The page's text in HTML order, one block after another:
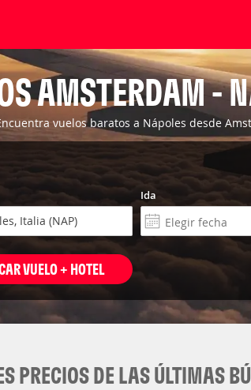
AMSTERDAM -
vuelos baratos a Nápoles desde
Ida
VUELO + HOTEL
PRECIOS DE LAS ÚLTIMAS